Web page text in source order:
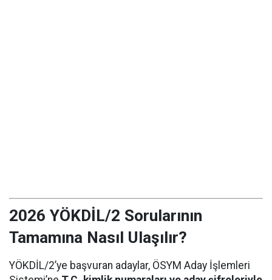
2026 YÖKDİL/2 Sorularının
Tamamına Nasıl Ulaşılır?
YÖKDİL/2’ye başvuran adaylar, ÖSYM Aday İşlemleri